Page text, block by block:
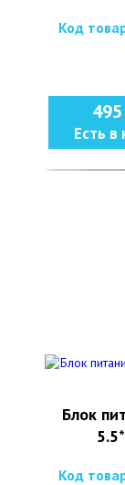
Код
Есть в
Блок
Код